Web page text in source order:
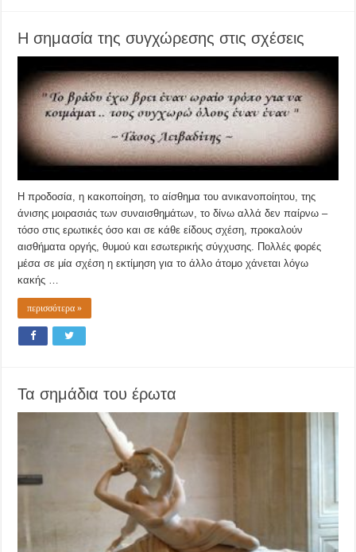
Η σημασία της συγχώρεσης στις σχέσεις
Η προδοσία, η κακοποίηση, το αίσθημα του ανικανοποίητου, της
άνισης μοιρασιάς των συναισθημάτων, το δίνω αλλά δεν παίρνω –
τόσο στις ερωτικές όσο και σε κάθε είδους σχέση, προκαλούν
αισθήματα οργής, θυμού και εσωτερικής σύγχυσης. Πολλές φορές
μέσα σε μία σχέση η εκτίμηση για το άλλο άτομο χάνεται λόγω
κακής …
περισσότερα »
Τα σημάδια του έρωτα